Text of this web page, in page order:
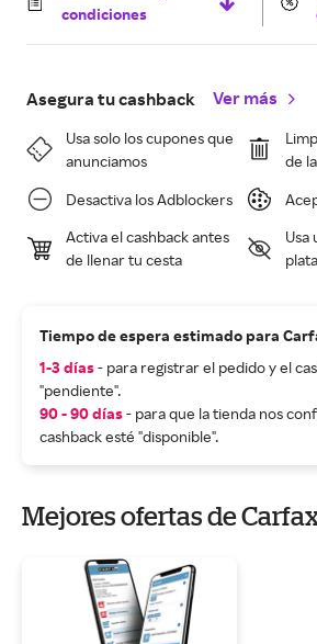
condiciones
Asegura tu cashback Ver más
Usa solo los cupones que
anunciamos
de
Desactiva los Adblockers
Activa el cashback antes
de llenar tu cesta
Usa
Tiempo de espera estimado para
1-3 días- para registrar el pedido y el
"pendiente".
90 - 90 días- para que la tienda nos
cashback esté "disponible".
Mejores ofertas de